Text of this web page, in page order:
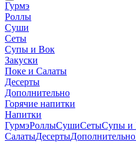
Гурмэ
Роллы
Суши
Сеты
Супы и Вок
Закуски
Поке и Салаты
Десерты
Дополнительно
Горячие напитки
Напитки
ГурмэРоллыСушиСетыСупы и
СалатыДесертыДополнительно